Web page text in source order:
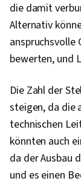
die damit
Alternativ
anspruchsvolle
bewerten, und
Die Zahl der
steigen, da die
technischen
könnten auch
da der Ausbau
und es einen